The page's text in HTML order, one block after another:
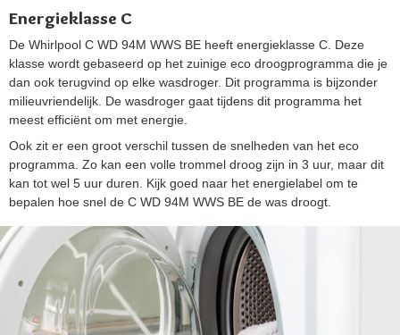
Energieklasse C
De Whirlpool C WD 94M WWS BE heeft energieklasse C. Deze
klasse wordt gebaseerd op het zuinige eco droogprogramma die je
dan ook terugvind op elke wasdroger. Dit programma is bijzonder
milieuvriendelijk. De wasdroger gaat tijdens dit programma het
meest efficiënt om met energie.
Ook zit er een groot verschil tussen de snelheden van het eco
programma. Zo kan een volle trommel droog zijn in 3 uur, maar dit
kan tot wel 5 uur duren. Kijk goed naar het energielabel om te
bepalen hoe snel de C WD 94M WWS BE de was droogt.